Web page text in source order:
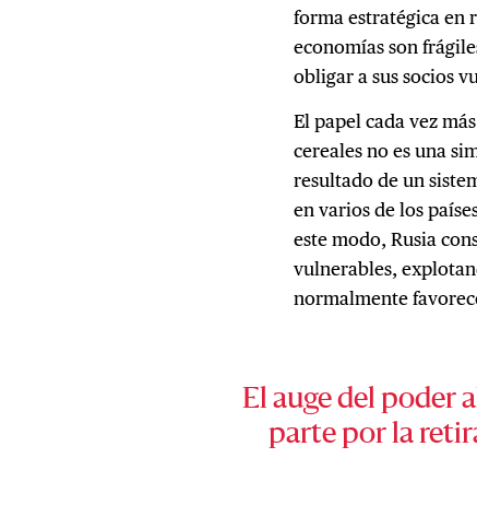
forma estratégica en
economías son
obligar a sus socios
El papel cada vez
cereales no es una
resultado de un
en varios de los
este modo, Rusia
vulnerables,
normalmente
El auge del poder
parte por la